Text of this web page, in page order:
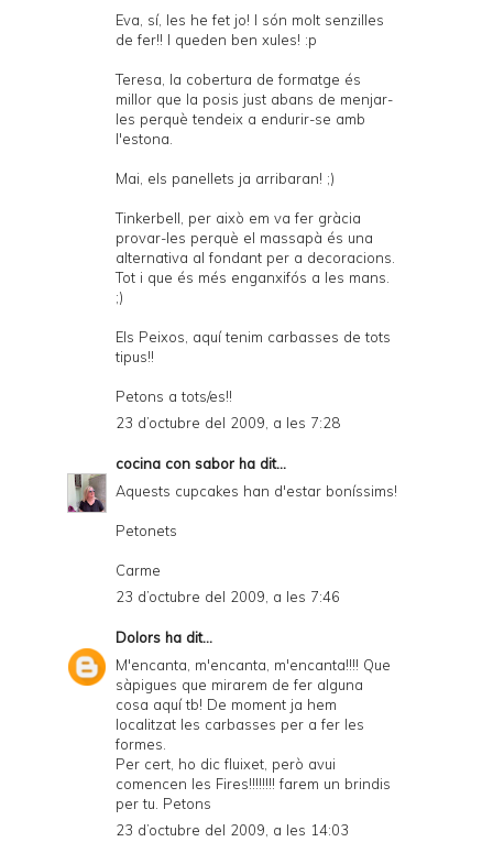
Eva, sí, les he fet jo! I són molt senzilles
de fer!! I queden ben xules! :p
Teresa, la cobertura de formatge és
millor que la posis just abans de menjar-
les perquè tendeix a endurir-se amb
l'estona.
Mai, els panellets ja arribaran! ;)
Tinkerbell, per això em va fer gràcia
provar-les perquè el massapà és una
alternativa al fondant per a decoracions.
Tot i que és més enganxifós a les mans.
;)
Els Peixos, aquí tenim carbasses de tots
tipus!!
Petons a tots/es!!
23 d’octubre del 2009, a les 7:28
cocina con sabor ha dit...
Aquests cupcakes han d'estar boníssims!
Petonets
Carme
23 d’octubre del 2009, a les 7:46
Dolors ha dit...
M'encanta, m'encanta, m'encanta!!!! Que
sàpigues que mirarem de fer alguna
cosa aquí tb! De moment ja hem
localitzat les carbasses per a fer les
formes.
Per cert, ho dic fluixet, però avui
comencen les Fires!!!!!!!! farem un brindis
per tu. Petons
23 d’octubre del 2009, a les 14:03